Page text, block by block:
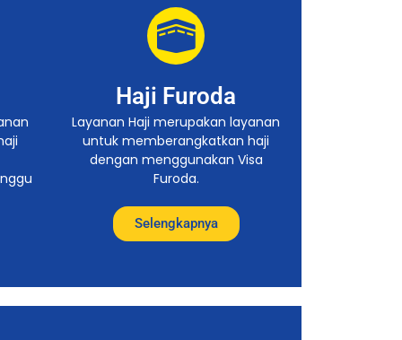
Haji Furoda
Layanan Haji merupakan layanan
untuk memberangkatkan haji
dengan menggunakan Visa
Furoda.
Selengkapnya